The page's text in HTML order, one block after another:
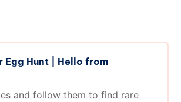
Egg Hunt | Hello from
and follow them to find rare